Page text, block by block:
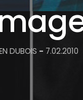
DUBOIS - 7.02.2010